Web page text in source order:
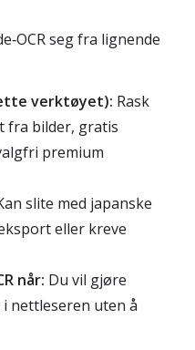
seg fra lignende
verktøyet): Rask
fra bilder, gratis
premium
slite med japanske
eller kreve
når: Du vil gjøre
nettleseren uten å